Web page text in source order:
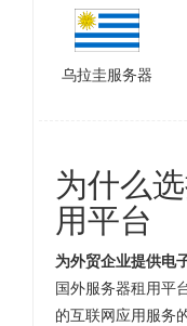
乌拉圭服务器
为什么
用平台
为外贸企业提供电
国外服务器租用平
的互联网应用服务